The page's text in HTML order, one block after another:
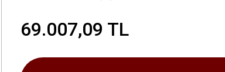
69.007,09 TL